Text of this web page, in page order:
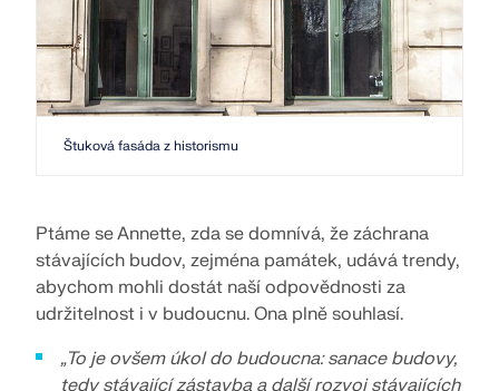
Štuková fasáda z historismu
Ptáme se Annette, zda se domnívá, že záchrana
stávajících budov, zejména památek, udává trendy,
abychom mohli dostát naší odpovědnosti za
udržitelnost i v budoucnu. Ona plně souhlasí.
„To je ovšem úkol do budoucna: sanace budovy,
tedy stávající zástavba a další rozvoj stávajících